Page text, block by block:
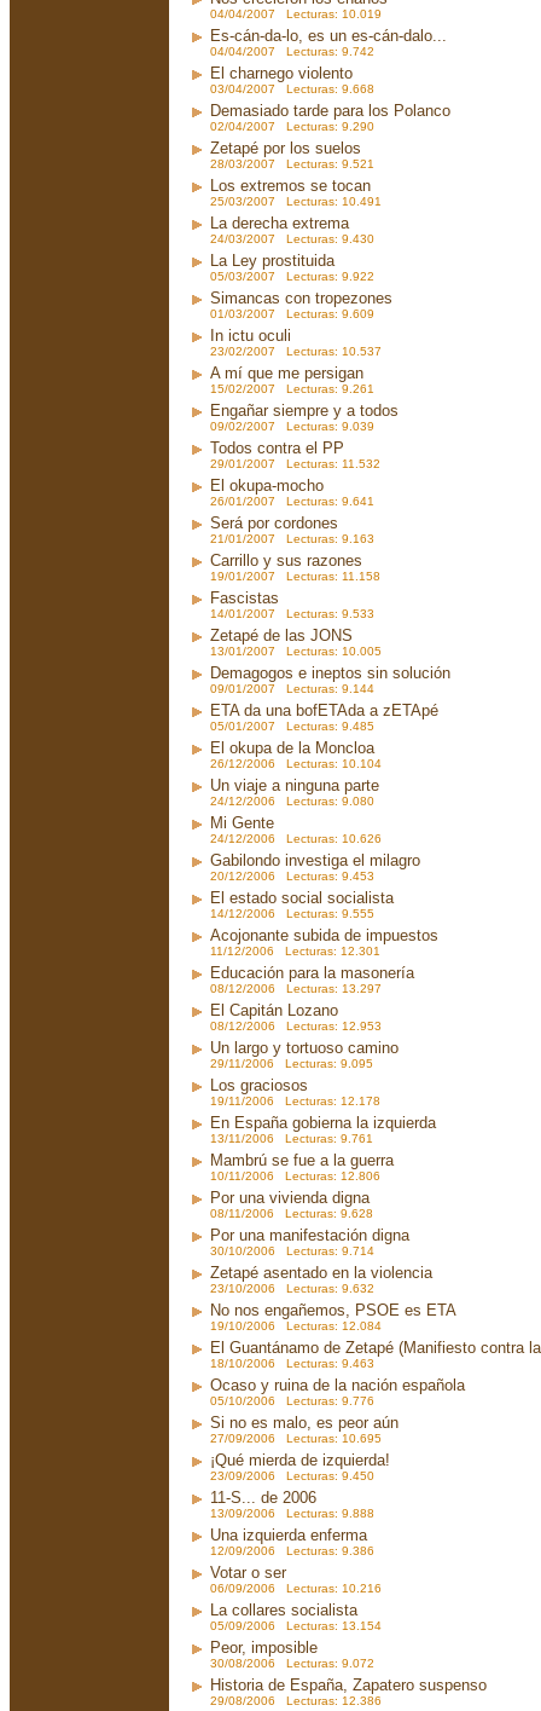
04/04/2007 Lecturas: 10.019
Es-cán-da-lo, es un es-cán-dalo...
04/04/2007 Lecturas: 9.742
El charnego violento
03/04/2007 Lecturas: 9.668
Demasiado tarde para los Polanco
02/04/2007 Lecturas: 9.290
Zetapé por los suelos
28/03/2007 Lecturas: 9.521
Los extremos se tocan
25/03/2007 Lecturas: 10.491
La derecha extrema
24/03/2007 Lecturas: 9.430
La Ley prostituida
05/03/2007 Lecturas: 9.922
Simancas con tropezones
01/03/2007 Lecturas: 9.609
In ictu oculi
23/02/2007 Lecturas: 10.537
A mí que me persigan
15/02/2007 Lecturas: 9.261
Engañar siempre y a todos
09/02/2007 Lecturas: 9.039
Todos contra el PP
29/01/2007 Lecturas: 11.532
El okupa-mocho
26/01/2007 Lecturas: 9.641
Será por cordones
21/01/2007 Lecturas: 9.163
Carrillo y sus razones
19/01/2007 Lecturas: 11.158
Fascistas
14/01/2007 Lecturas: 9.533
Zetapé de las JONS
13/01/2007 Lecturas: 10.005
Demagogos e ineptos sin solución
09/01/2007 Lecturas: 9.144
ETA da una bofETAda a zETApé
05/01/2007 Lecturas: 9.485
El okupa de la Moncloa
26/12/2006 Lecturas: 10.104
Un viaje a ninguna parte
24/12/2006 Lecturas: 9.080
Mi Gente
24/12/2006 Lecturas: 10.626
Gabilondo investiga el milagro
20/12/2006 Lecturas: 9.453
El estado social socialista
14/12/2006 Lecturas: 9.555
Acojonante subida de impuestos
11/12/2006 Lecturas: 12.301
Educación para la masonería
08/12/2006 Lecturas: 13.297
El Capitán Lozano
08/12/2006 Lecturas: 12.953
Un largo y tortuoso camino
29/11/2006 Lecturas: 9.095
Los graciosos
19/11/2006 Lecturas: 12.178
En España gobierna la izquierda
13/11/2006 Lecturas: 9.761
Mambrú se fue a la guerra
10/11/2006 Lecturas: 12.806
Por una vivienda digna
08/11/2006 Lecturas: 9.628
Por una manifestación digna
30/10/2006 Lecturas: 9.714
Zetapé asentado en la violencia
23/10/2006 Lecturas: 9.632
No nos engañemos, PSOE es ETA
19/10/2006 Lecturas: 12.084
El Guantánamo de Zetapé (Manifiesto contra
18/10/2006 Lecturas: 9.463
Ocaso y ruina de la nación española
05/10/2006 Lecturas: 9.776
Si no es malo, es peor aún
27/09/2006 Lecturas: 10.695
¡Qué mierda de izquierda!
23/09/2006 Lecturas: 9.450
11-S... de 2006
13/09/2006 Lecturas: 9.888
Una izquierda enferma
12/09/2006 Lecturas: 9.386
Votar o ser
06/09/2006 Lecturas: 10.216
La collares socialista
05/09/2006 Lecturas: 13.154
Peor, imposible
30/08/2006 Lecturas: 9.072
Historia de España, Zapatero suspenso
29/08/2006 Lecturas: 12.386